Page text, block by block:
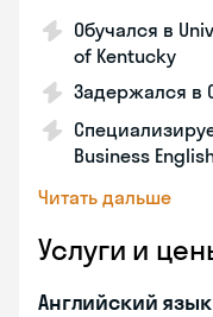
Обучался в
of Kentucky
Задержался в
Business
Читать дальше
Услуги и
Английский язык